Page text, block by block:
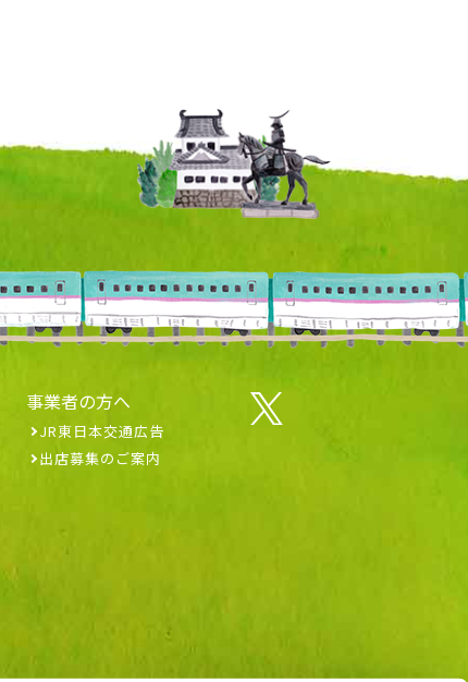
事業者の方へ
JR東日本交通広告
出店募集のご案内